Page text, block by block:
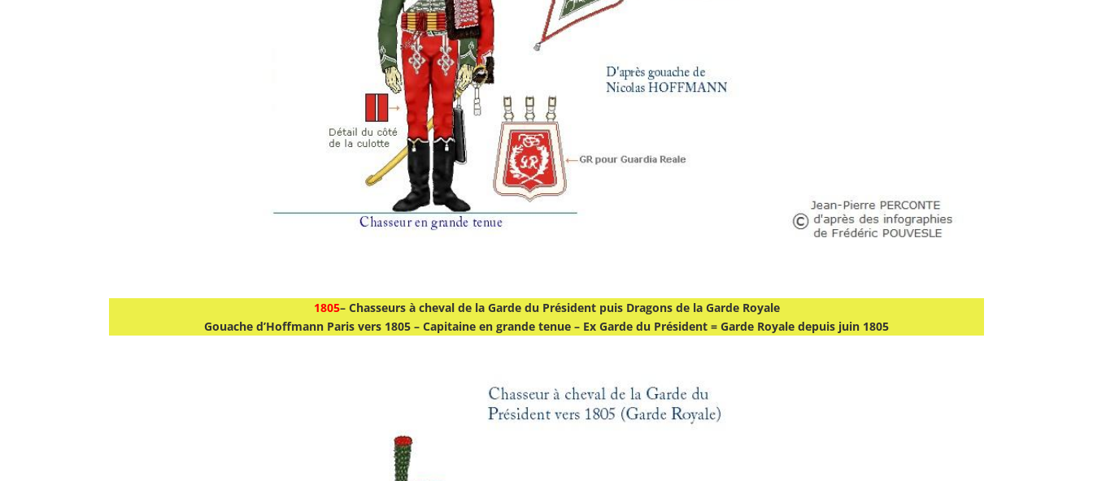
1805– Chasseurs à cheval de la Garde du Président puis Dragons de la Garde Royale
Gouache d’Hoffmann Paris vers 1805 – Capitaine en grande tenue – Ex Garde du Président = Garde Royale depuis juin 1805